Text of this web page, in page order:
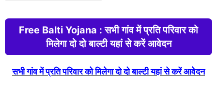
Free Balti Yojana : सभी गांव में प्रति परिवार को
मिलेगा दो दो बाल्टी यहां से करें आवेदन
सभी गांव में प्रति परिवार को मिलेगा दो दो बाल्टी यहां से करें आवेदन